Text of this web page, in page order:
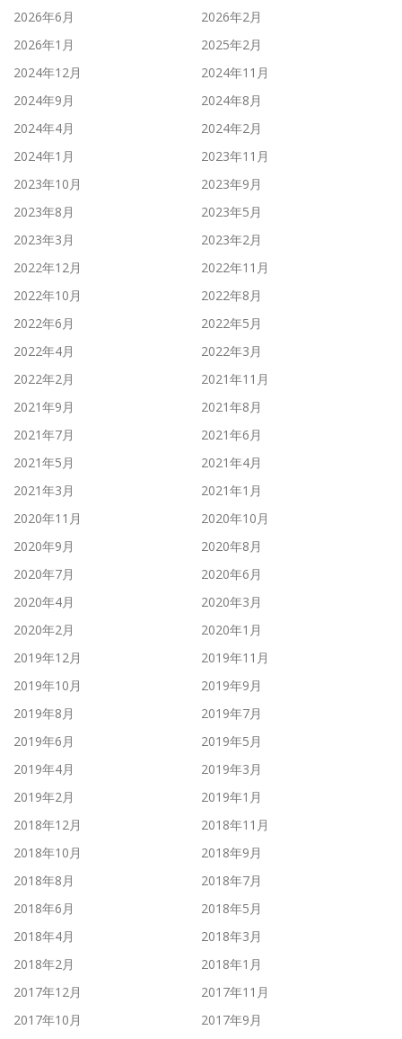
2026年6月
2026年2月
2026年1月
2025年2月
2024年12月
2024年11月
2024年9月
2024年8月
2024年4月
2024年2月
2024年1月
2023年11月
2023年10月
2023年9月
2023年8月
2023年5月
2023年3月
2023年2月
2022年12月
2022年11月
2022年10月
2022年8月
2022年6月
2022年5月
2022年4月
2022年3月
2022年2月
2021年11月
2021年9月
2021年8月
2021年7月
2021年6月
2021年5月
2021年4月
2021年3月
2021年1月
2020年11月
2020年10月
2020年9月
2020年8月
2020年7月
2020年6月
2020年4月
2020年3月
2020年2月
2020年1月
2019年12月
2019年11月
2019年10月
2019年9月
2019年8月
2019年7月
2019年6月
2019年5月
2019年4月
2019年3月
2019年2月
2019年1月
2018年12月
2018年11月
2018年10月
2018年9月
2018年8月
2018年7月
2018年6月
2018年5月
2018年4月
2018年3月
2018年2月
2018年1月
2017年12月
2017年11月
2017年10月
2017年9月